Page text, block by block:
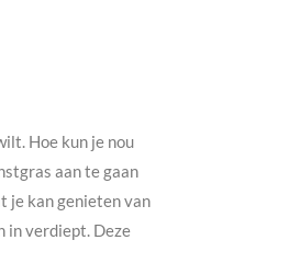
Hoe kun je nou
aan te gaan
je kan genieten van
in verdiept. Deze